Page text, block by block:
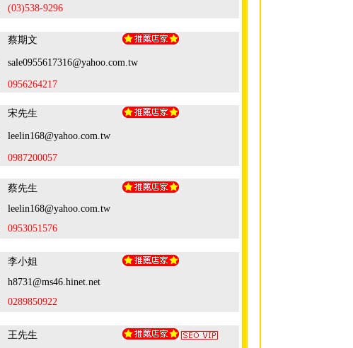
(03)538-9296
蔡期文
sale0955617316@yahoo.com.tw
0956264217
宋先生
leelin168@yahoo.com.tw
0987200057
蔡先生
leelin168@yahoo.com.tw
0953051576
李小姐
h8731@ms46.hinet.net
0289850922
王先生